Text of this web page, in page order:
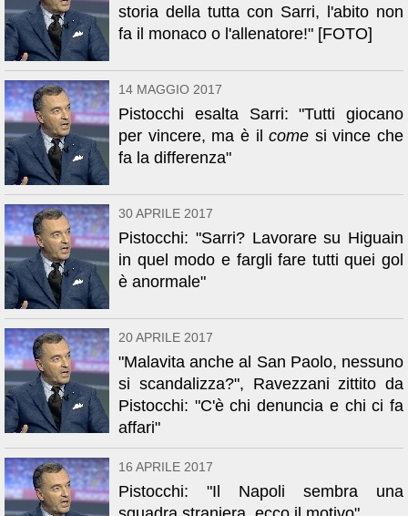
storia della tutta con Sarri, l'abito non
fa il monaco o l'allenatore!" [FOTO]
14 MAGGIO 2017
Pistocchi esalta Sarri: "Tutti giocano
per vincere, ma è ilcome si vince che
fa la differenza"
30 APRILE 2017
Pistocchi: "Sarri? Lavorare su Higuain
in quel modo e fargli fare tutti quei gol
è anormale"
20 APRILE 2017
"Malavita anche al San Paolo, nessuno
si scandalizza?", Ravezzani zittito da
Pistocchi: "C'è chi denuncia e chi ci fa
affari"
16 APRILE 2017
Pistocchi: "Il Napoli sembra una